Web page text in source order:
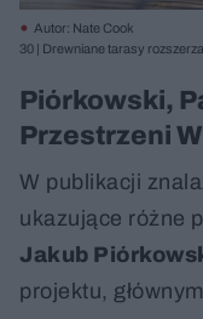
Autor: Nate Cook
30 | Drewniane tarasy
Piórkowski,
Przestrzeni
W publikacji
ukazujące różne
Jakub
projektu,